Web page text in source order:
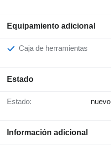
Equipamiento adicional
Caja de herramientas
Estado
Estado: nuevo
Información adicional